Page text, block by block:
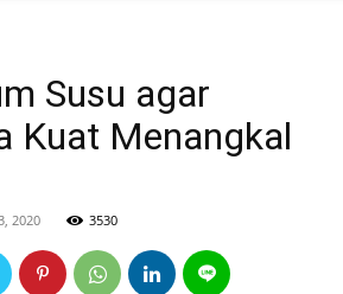
Susu agar
Kuat Menangkal
2020 3530